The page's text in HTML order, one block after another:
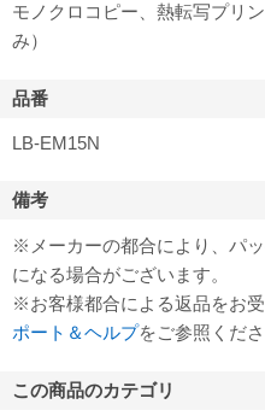
モノクロコピー、熱転写プリ
み）
品番
LB-EM15N
備考
※メーカーの都合により、パ
になる場合がございます。
※お客様都合による返品をお
ポート＆ヘルプをご参照くださ
この商品のカテゴリ